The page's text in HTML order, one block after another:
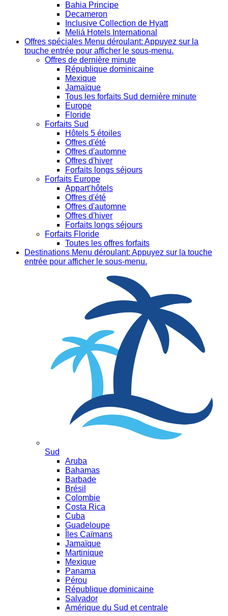
Bahia Principe
Decameron
Inclusive Collection de Hyatt
Meliá Hotels International
Offres spéciales Menu déroulant: Appuyez sur la
touche entrée pour afficher le sous-menu.
Offres de dernière minute
République dominicaine
Mexique
Jamaïque
Tous les forfaits Sud dernière minute
Europe
Floride
Forfaits Sud
Hôtels 5 étoiles
Offres d'été
Offres d'automne
Offres d'hiver
Forfaits longs séjours
Forfaits Europe
Appart’hôtels
Offres d'été
Offres d'automne
Offres d'hiver
Forfaits longs séjours
Forfaits Floride
Toutes les offres forfaits
Destinations Menu déroulant: Appuyez sur la touche
entrée pour afficher le sous-menu.
Sud
Aruba
Bahamas
Barbade
Brésil
Colombie
Costa Rica
Cuba
Guadeloupe
Îles Caïmans
Jamaïque
Martinique
Mexique
Panama
Pérou
République dominicaine
Salvador
Amérique du Sud et centrale